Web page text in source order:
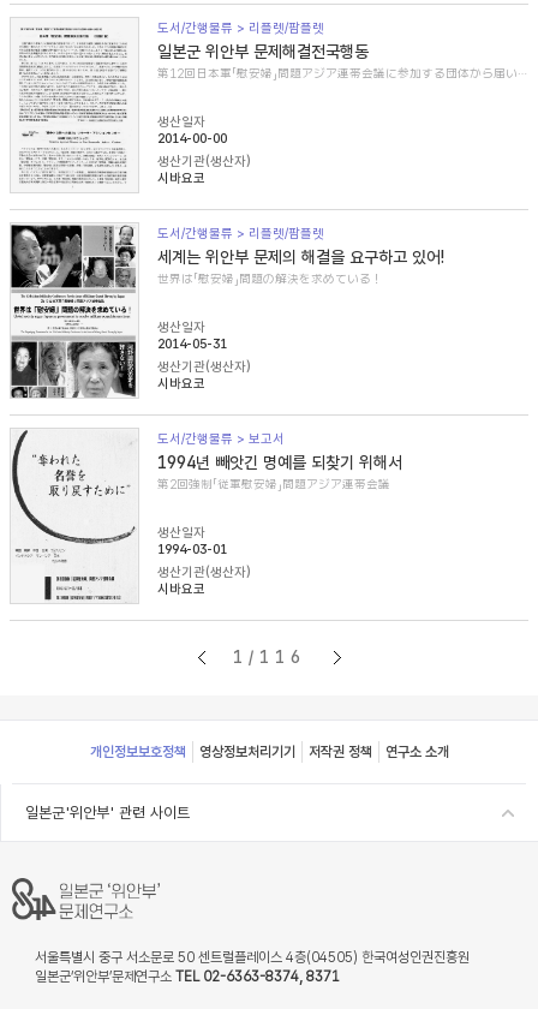
도서/간행물류 > 리플렛/팜플렛
일본군 위안부 문제해결전국행동
第12回日本軍「慰安婦」問題アジア連帯会議に参加する団体から届いた紹介文
생산일자
2014-00-00
생산기관(생산자)
시바요코
도서/간행물류 > 리플렛/팜플렛
세계는 위안부 문제의 해결을 요구하고 있어!
世界は「慰安婦」問題の解決を求めている！
생산일자
2014-05-31
생산기관(생산자)
시바요코
도서/간행물류 > 보고서
1994년 빼앗긴 명예를 되찾기 위해서
第2回強制「従軍慰安婦」問題アジア連帯会議
생산일자
1994-03-01
생산기관(생산자)
시바요코
1/116
Footer
개인정보보호정책 영상정보처리기기 저작권 정책 연구소 소개
일본군'위안부' 관련 사이트
서울특별시 중구 서소문로 50 센트럴플레이스 4층(04505) 한국여성인권진흥원
일본군‘위안부’문제연구소 TEL 02-6363-8374, 8371